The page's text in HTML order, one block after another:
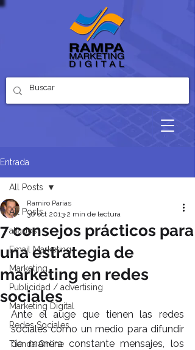
Entrada
All Posts
aliados
Email Marketing
Marketing
Publicidad / advertising
Marketing Digital
Redes Sociales
Tienda Online
All Posts
7 consejos prácticos para
una estrategia de
marketing en redes
sociales
Ramiro Parias
30 oct 2013 2 min de lectura
Ante el auge que tienen las redes
sociales como un medio para difundir
de manera constante mensajes, los